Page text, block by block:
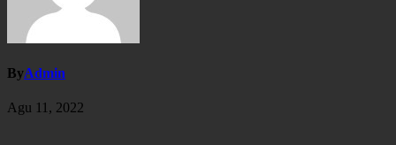
ByAdmin
Agu 11, 2022